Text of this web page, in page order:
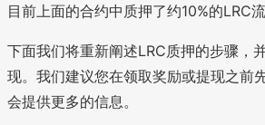
目前上面的合约中质押了约10%的LRC流
下面我们将重新阐述LRC质押的步骤，
现。我们建议您在领取奖励或提现之前
会提供更多的信息。